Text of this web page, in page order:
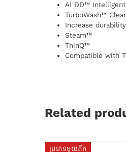
AI DD™
TurboWash™
Increase
Steam™
ThinQ™
Compatible with
Related
ប្រភេទមួយតឹក